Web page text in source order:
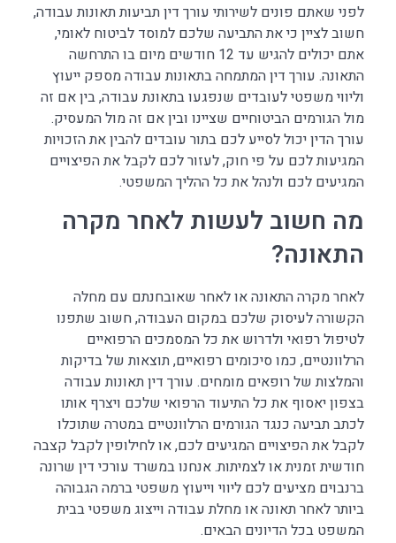
לפני שאתם פונים לשירותי עורך דין תביעות תאונות עבודה,
חשוב לציין כי את התביעה שלכם למוסד לביטוח לאומי,
אתם יכולים להגיש עד 12 חודשים מיום בו התרחשה
התאונה. עורך דין המתמחה בתאונות עבודה מספק ייעוץ
וליווי משפטי לעובדים שנפגעו בתאונת עבודה, בין אם זה
מול הגורמים הביטוחיים שציינו ובין אם זה מול המעסיק.
עורך הדין יכול לסייע לכם בתור עובדים להבין את הזכויות
המגיעות לכם על פי חוק, לעזור לכם לקבל את הפיצויים
המגיעים לכם ולנהל את כל ההליך המשפטי.
מה חשוב לעשות לאחר מקרה
התאונה?
לאחר מקרה התאונה או לאחר שאובחנתם עם מחלה
הקשורה לעיסוק שלכם במקום העבודה, חשוב שתפנו
לטיפול רפואי ולדרוש את כל המסמכים הרפואיים
הרלוונטיים, כמו סיכומים רפואיים, תוצאות של בדיקות
והמלצות של רופאים מומחים. עורך דין תאונות עבודה
בצפון יאסוף את כל התיעוד הרפואי שלכם ויצרף אותו
לכתב תביעה כנגד הגורמים הרלוונטיים במטרה שתוכלו
לקבל את הפיצויים המגיעים לכם, או לחילופין לקבל קצבה
חודשית זמנית או לצמיתות. אנחנו במשרד עורכי דין שרונה
ברנבוים מציעים לכם ליווי וייעוץ משפטי ברמה הגבוהה
ביותר לאחר תאונה או מחלת עבודה וייצוג משפטי בבית
המשפט בכל הדיונים הבאים.